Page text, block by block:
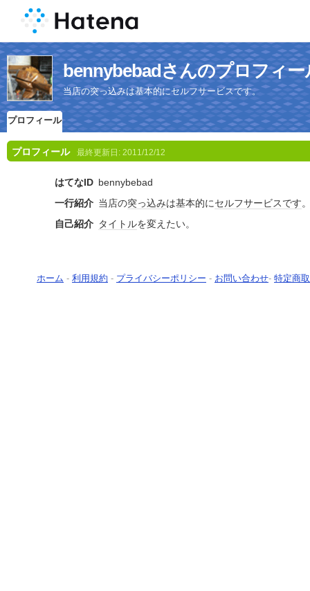
bennybebadさんのプロフィー
当店の突っ込みは基本的にセルフサービスです。
プロフィール
プロフィール 最終更新日: 2011/12/12
はてなID bennybebad
一行紹介 当店の突っ込みは基本的にセルフサービスです
自己紹介 タイトルを変えたい。
ホーム - 利用規約 - プライバシーポリシー - お問い合わせ- 特定商